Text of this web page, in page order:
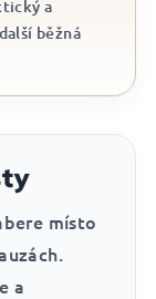
a
běžná
místo
a